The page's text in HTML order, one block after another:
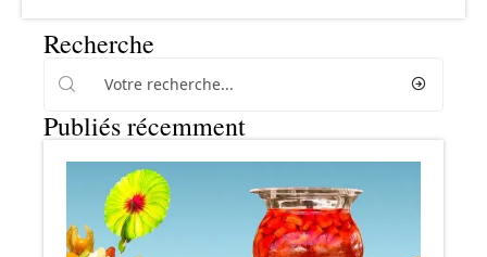
Recherche
Publiés récemment